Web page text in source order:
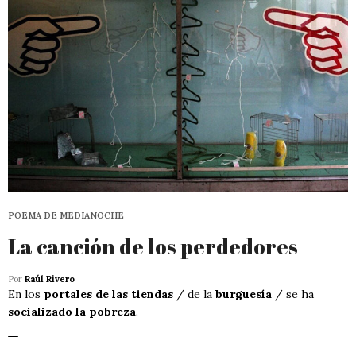
POEMA DE MEDIANOCHE
La canción de los perdedores
Por Raúl Rivero
En los portales de las tiendas / de la burguesía / se ha
socializado la pobreza.